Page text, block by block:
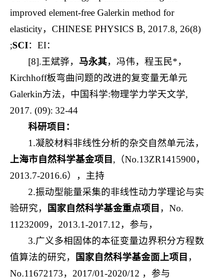
improved element-free Galerkin method for
elasticity，CHINESE PHYSICS B, 2017.8, 26(8)
;SCI：EI：
[8].王斌骅， 马永其，冯伟，程玉民*，
Kirchhoff板弯曲问题的改进的复变量无单元
Galerkin方法，中国科学:物理学力学天文学,
2017. (09): 32-44
科研项目：
1.凝胶材料非线性分析的杂交自然单元法，
上海市自然科学基金项目 ,（No.13ZR1415900，
2013.7-2016.6），主持
2.振动型能量采集的非线性动力学理论与实
验研究，
国家自然科学基金重点项目 ，No.
11232009，2013.1-2017.12，参与，
3.广义多相固体的本征变量边界积分方程数
值算法的研究，
国家自然科学基金面上项目 ，
No.11672173，2017/01-2020/12 ，参与